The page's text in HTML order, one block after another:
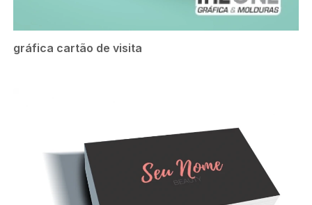
gráfica cartão de visita